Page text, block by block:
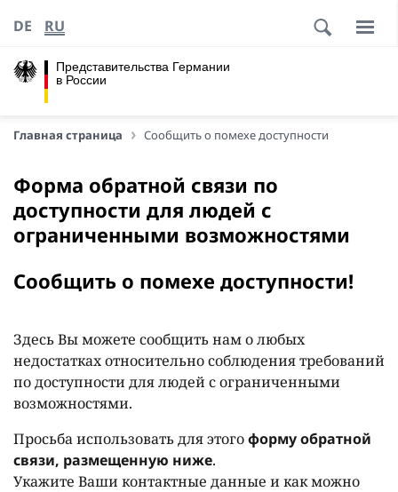
Представительства Германии
в России
DE RU
Главная страница Сообщить о помехе доступности
Форма обратной связи по
доступности для людей с
ограниченными возможностями
Сообщить о помехе доступности!
Здесь Вы можете сообщить нам о любых
недостатках относительно соблюдения требований
по доступности для людей с ограниченными
возможностями.
Просьба использовать для этогоформу обратной
связи, размещенную ниже.
Укажите Ваши контактные данные и как можно